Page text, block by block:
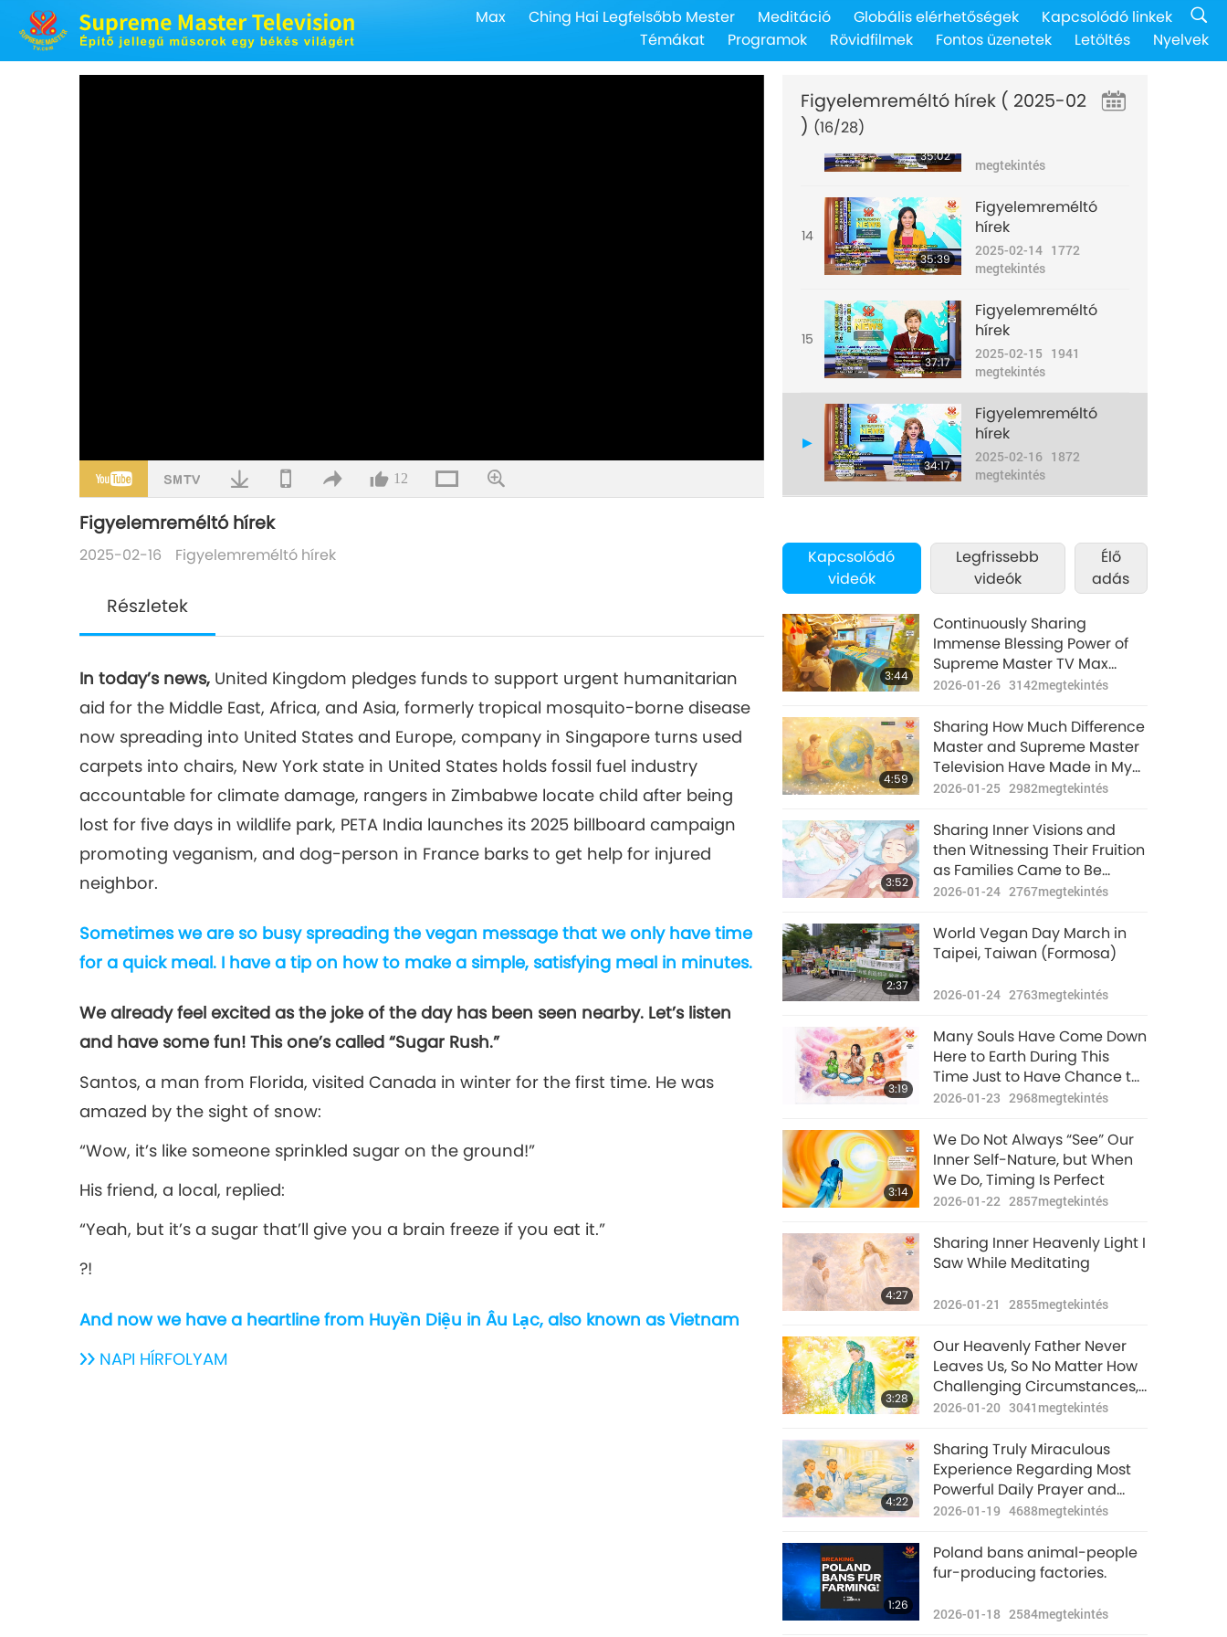
Max Ching Hai Legfelsőbb Mester Meditáció Globális elérhetőségek
Kapcsolódó linkek
Témákat
Programok Rövidfilmek Fontos üzenetek Letöltés Nyelvek
12
Figyelemreméltó hírek
2025-02-16 Figyelemreméltó hírek
Részletek
In today’s news, United Kingdom pledges funds to support urgent humanitarian
aid for the Middle East, Africa, and Asia, formerly tropical mosquito-borne disease
now spreading into United States and Europe, company in Singapore turns used
carpets into chairs, New York state in United States holds fossil fuel industry
accountable for climate damage, rangers in Zimbabwe locate child after being
lost for five days in wildlife park, PETA India launches its 2025 billboard campaign
promoting veganism, and dog-person in France barks to get help for injured
neighbor.
Sometimes we are so busy spreading the vegan message that we only have time
for a quick meal. I have a tip on how to make a simple, satisfying meal in minutes.
We already feel excited as the joke of the day has been seen nearby. Let’s listen
and have some fun! This one’s called “Sugar Rush.”
Santos, a man from Florida, visited Canada in winter for the first time. He was
amazed by the sight of snow:
“Wow, it’s like someone sprinkled sugar on the ground!”
His friend, a local, replied:
“Yeah, but it’s a sugar that’ll give you a brain freeze if you eat it.”
?!
And now we have a heartline from Huyền Diệu in Âu Lạc, also known as Vietnam
NAPI HÍRFOLYAM
Figyelemreméltó hírek ( 2025-02
) (16/28)
12
hírek
2025-02-121885
megtekintés
13
35:02
Figyelemreméltó
megtekintés
14
35:39
Figyelemreméltó
hírek
2025-02-14 1772
megtekintés
15
37:17
Figyelemreméltó
hírek
2025-02-15 1941
megtekintés
34:17
Figyelemreméltó
hírek
2025-02-16 1872
megtekintés
17
2025-02-17
megtekintés
18
32:57
Figyelemreméltó
hírek
2025-02-181829
megtekintés
19
37:44
Figyelemreméltó
hírek
2025-02-191949
megtekintés
20
36:15
Figyelemreméltó
hírek
2025-02-201858
megtekintés
21
Figyelemreméltó
hírek
megtekintés
22
36:45
Figyelemreméltó
hírek
2025-02-222078
megtekintés
23
33:37
Figyelemreméltó
hírek
2025-02-23 2037
megtekintés
24
Figyelemreméltó
hírek
megtekintés
25
36:11
Figyelemreméltó
hírek
2025-02-251841
megtekintés
26
33:24
Figyelemreméltó
hírek
2025-02-261863
megtekintés
27
Figyelemreméltó
hírek
megtekintés
Kapcsolódó
videók
Legfrissebb
videók
Élő
adás
3:44
Continuously Sharing
Immense Blessing Power of
Supreme Master TV Max
Through Participation in
Lucky Visitors
2026-01-26 3142megtekintés
4:59
Sharing How Much Difference
Master and Supreme Master
Television Have Made in My
Life
2026-01-25 2982megtekintés
3:52
Sharing Inner Visions and
then Witnessing Their Fruition
as Families Came to Be
Initiated into Quan Yin
2026-01-24 2767megtekintés
2:37
World Vegan Day March in
Taipei, Taiwan (Formosa)
2026-01-24 2763megtekintés
3:19
Many Souls Have Come Down
Here to Earth During This
Time Just to Have Chance to
Be Initiated into Quan Yin
Cultivate Themselves and
Elevate to Higher Heavens,
While Assisting with Elevation
of This World
2026-01-23 2968megtekintés
3:14
We Do Not Always “See” Our
Inner Self-Nature, but When
We Do, Timing Is Perfect
2026-01-22 2857megtekintés
4:27
Sharing Inner Heavenly Light I
Saw While Meditating
2026-01-21 2855megtekintés
3:28
Our Heavenly Father Never
Leaves Us, So No Matter How
Challenging Circumstances,
Have Faith in Hiers
2026-01-20 3041 megtekintés
4:22
Sharing Truly Miraculous
Experience Regarding Most
Powerful Daily Prayer and
Supreme Master TV Max
2026-01-19 4688megtekintés
1:26
Poland bans animal-people
fur-producing factories.
2026-01-18 2584megtekintés